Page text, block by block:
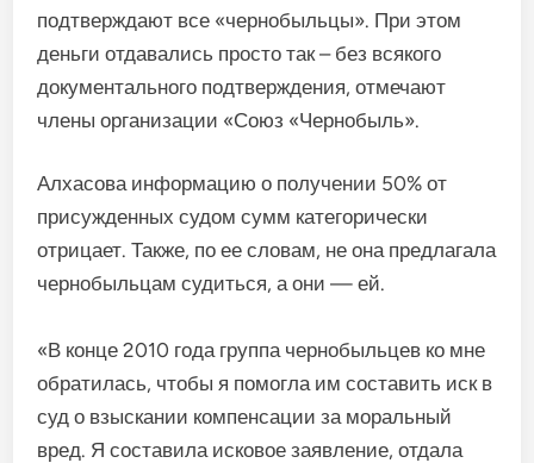
подтверждают все «чернобыльцы». При этом
деньги отдавались просто так – без всякого
документального подтверждения, отмечают
члены организации «Союз «Чернобыль».
Алхасова информацию о получении 50% от
присужденных судом сумм категорически
отрицает. Также, по ее словам, не она предлагала
чернобыльцам судиться, а они — ей.
«В конце 2010 года группа чернобыльцев ко мне
обратилась, чтобы я помогла им составить иск в
суд о взыскании компенсации за моральный
вред. Я составила исковое заявление, отдала